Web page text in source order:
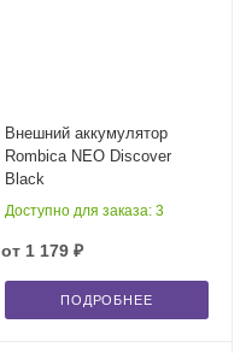
Внешний аккумулятор
Rombica NEO Discover
Black
Доступно для заказа: 3
от 1 179 ₽
ПОДРОБНЕЕ